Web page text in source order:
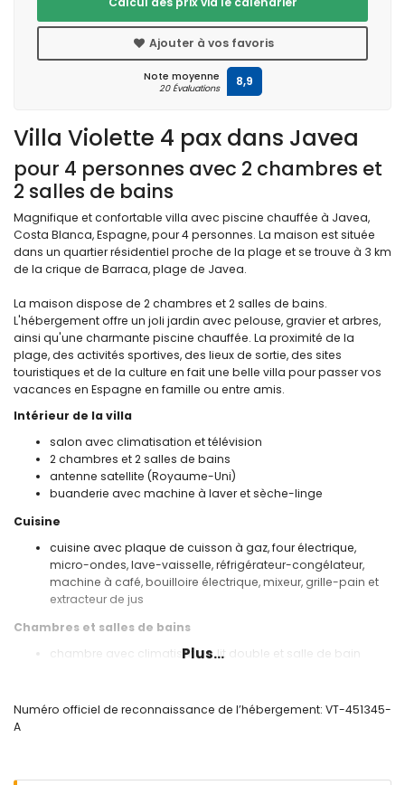
Villa Violette 4 pax dans Javea
pour 4 personnes avec 2 chambres et
2 salles de bains
Magnifique et confortable villa avec piscine chauffée à Javea,
Costa Blanca, Espagne, pour 4 personnes. La maison est située
dans un quartier résidentiel proche de la plage et se trouve à 3 km
de la crique de Barraca, plage de Javea.
La maison dispose de 2 chambres et 2 salles de bains.
L'hébergement offre un joli jardin avec pelouse, gravier et arbres,
ainsi qu'une charmante piscine chauffée. La proximité de la
plage, des activités sportives, des lieux de sortie, des sites
touristiques et de la culture en fait une belle villa pour passer vos
vacances en Espagne en famille ou entre amis.
Intérieur de la villa
salon avec climatisation et télévision
2 chambres et 2 salles de bains
antenne satellite (Royaume-Uni)
buanderie avec machine à laver et sèche-linge
Cuisine
cuisine avec plaque de cuisson à gaz, four électrique,
micro-ondes, lave-vaisselle, réfrigérateur-congélateur,
machine à café, bouilloire électrique, mixeur, grille-pain et
extracteur de jus
Chambres et salles de bains
chambre avec climatisation, lit double et salle de bain
salle de bain attenante avec lavabo simple, douche et
Plus...
Numéro officiel de reconnaissance de l’hébergement: VT-451345-
A
Ajouter à vos favoris
Note moyenne
20 Évaluations 8,9